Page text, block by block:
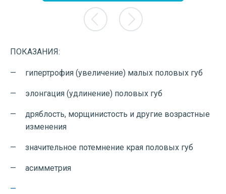
руб.
Ольга Александровна Вершкова
Врач – акушер-гинеколог, врач
ПОКАЗАНИЯ:
гипертрофия (увеличение) малых половых губ
элонгация (удлинение) половых губ
дряблость, морщинистость и другие возрастные
изменения
значительное потемнение края половых губ
асимметрия